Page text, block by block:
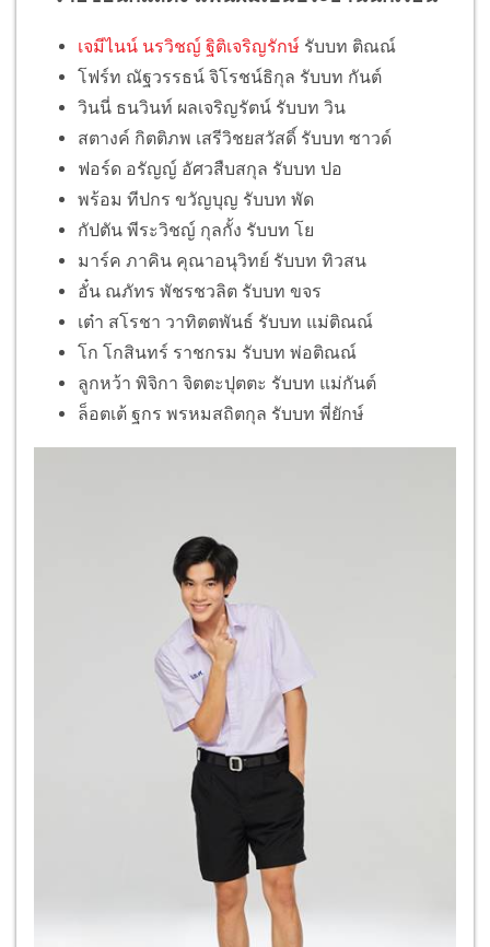
เจมีไนน์ นรวิชญ์ ฐิติเจริญรักษ์ รับบท ติณณ์
โฟร์ท ณัฐวรรธน์ จิโรชน์ธิกุล รับบท กันต์
วินนี่ ธนวินท์ ผลเจริญรัตน์ รับบท วิน
สตางค์ กิตติภพ เสรีวิชยสวัสดิ์ รับบท ซาวด์
ฟอร์ด อรัญญ์ อัศวสืบสกุล รับบท ปอ
พร้อม ทีปกร ขวัญบุญ รับบท พัด
กัปตัน พีระวิชญ์ กุลกั้ง รับบท โย
มาร์ค ภาคิน คุณาอนุวิทย์ รับบท ทิวสน
อั๋น ณภัทร พัชรชวลิต รับบท ขจร
เต๋า สโรชา วาทิตตพันธ์ รับบท แม่ติณณ์
โก โกสินทร์ ราชกรม รับบท พ่อติณณ์
ลูกหว้า พิจิกา จิตตะปุตตะ รับบท แม่กันต์
ล็อตเต้ ฐกร พรหมสถิตกุล รับบท พี่ยักษ์